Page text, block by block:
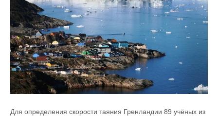
Для определения скорости таяния Гренландии 89 учёных из